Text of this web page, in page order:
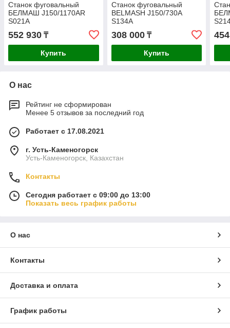
Станок фуговальный
БЕЛМАШ J150/1170AR
S021A
552 930 ₸
Купить
Станок фуговальный
BELMASH J150/730A
S134A
308 000₸
Купить
О нас
Рейтинг не сформирован
Менее 5 отзывов за последний год
Работает с 17.08.2021
г. Усть-Каменогорск
Усть-Каменогорск, Казахстан
Контакты
Сегодня работает с 09:00 до 13:00
Показать весь график работы
О нас
Контакты
Доставка и оплата
График работы